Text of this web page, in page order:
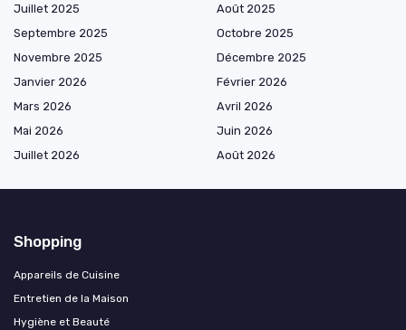
Juillet 2025
Août 2025
Septembre 2025
Octobre 2025
Novembre 2025
Décembre 2025
Janvier 2026
Février 2026
Mars 2026
Avril 2026
Mai 2026
Juin 2026
Juillet 2026
Août 2026
Shopping
Appareils de Cuisine
Entretien de la Maison
Hygiène et Beauté